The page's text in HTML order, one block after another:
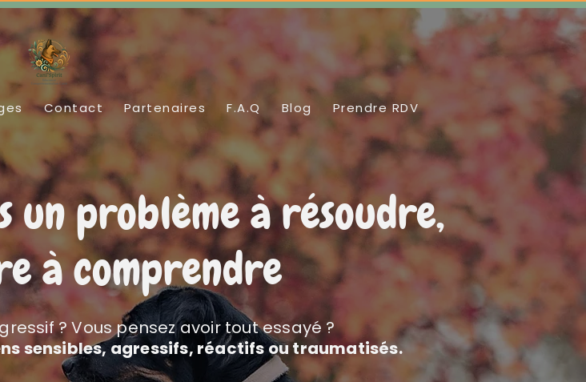
Contact Partenaires F.A.Q Blog Prendre RDV
un problème à résoudre,
à comprendre
? Vous pensez avoir tout essayé ?
sensibles, agressifs, réactifs ou traumatisés.